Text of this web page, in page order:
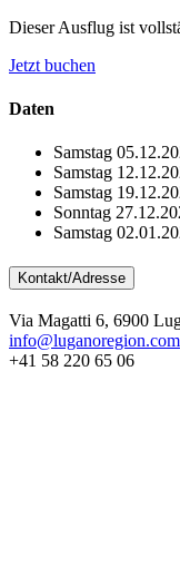
Dieser Ausflug ist
Jetzt buchen
Daten
Samstag
Samstag
Samstag
Sonntag
Samstag
Kontakt/Adresse
Via Magatti 6, 6900
info@luganoregion.com
+41 58 220 65 06